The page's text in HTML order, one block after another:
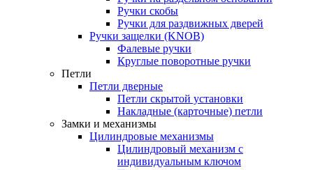
Ручки скобы
Ручки для раздвижных дверей
Ручки защелки (KNOB)
Фалевые ручки
Круглые поворотные ручки
Петли
Петли дверные
Петли скрытой установки
Накладные (карточные) петли
Замки и механизмы
Цилиндровые механизмы
Цилиндровый механизм с
индивидуальным ключом